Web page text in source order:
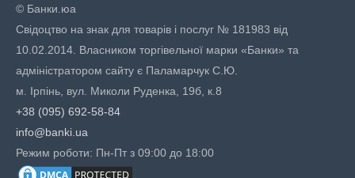
© Банки.юа
Свідоцтво на знак для товарів і послуг № 181983 від
10.02.2014. Власником торгівельної марки «Банки» та
адміністратором сайту є Паламарчук С.Ю.
м. Ірпінь, вул. Миколи Руденка, 19б, к.8
+38 (095) 692-58-84
info@banki.ua
Режим роботи: Пн-Пт з 09:00 до 18:00